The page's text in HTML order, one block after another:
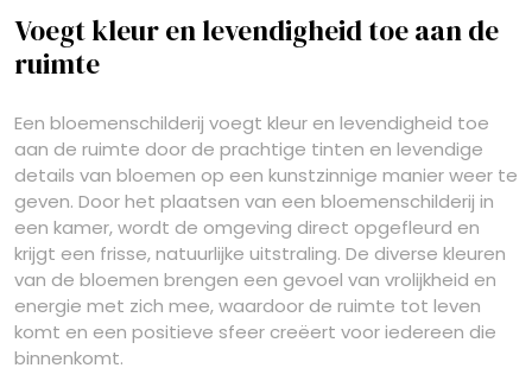
Voegt kleur en levendigheid toe aan de
ruimte
Een bloemenschilderij voegt kleur en levendigheid toe
aan de ruimte door de prachtige tinten en levendige
details van bloemen op een kunstzinnige manier weer te
geven. Door het plaatsen van een bloemenschilderij in
een kamer, wordt de omgeving direct opgefleurd en
krijgt een frisse, natuurlijke uitstraling. De diverse kleuren
van de bloemen brengen een gevoel van vrolijkheid en
energie met zich mee, waardoor de ruimte tot leven
komt en een positieve sfeer creëert voor iedereen die
binnenkomt.